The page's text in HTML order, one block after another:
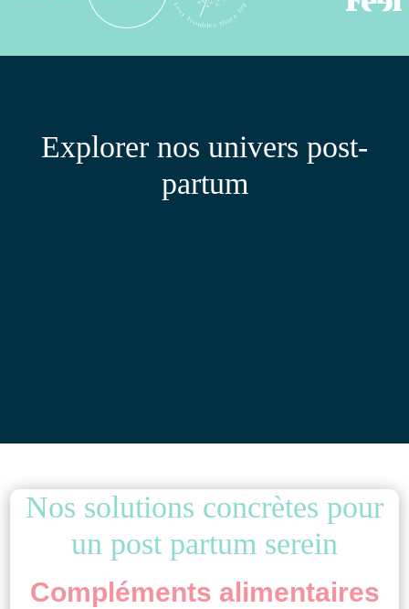
Explorer nos univers post-
partum
Nos solutions concrètes pour
un post partum serein
Compléments alimentaires